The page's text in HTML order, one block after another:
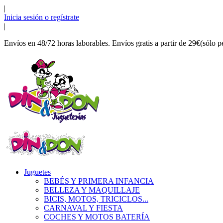
|
Inicia sesión o regístrate
|
Envíos en 48/72 horas laborables. Envíos gratis a partir de 29€(sólo
Juguetes
BEBÉS Y PRIMERA INFANCIA
BELLEZA Y MAQUILLAJE
BICIS, MOTOS, TRICICLOS...
CARNAVAL Y FIESTA
COCHES Y MOTOS BATERÍA